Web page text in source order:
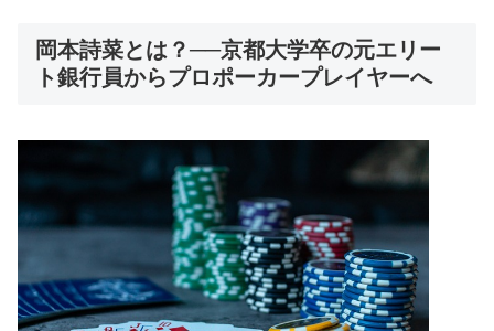
岡本詩菜とは？──京都大学卒の元エリー
ト銀行員からプロポーカープレイヤーへ